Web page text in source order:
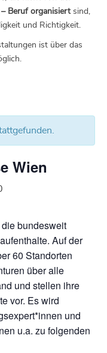
Beruf organisiertsind,
und Richtigkeit.
ist über das
Wien
bundesweit
Auf der
60 Standorten
über alle
und stellen ihre
vor. Es wird
und
u.a. zu folgenden